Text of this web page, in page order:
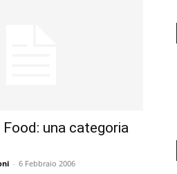
una categoria
- 6 Febbraio 2006